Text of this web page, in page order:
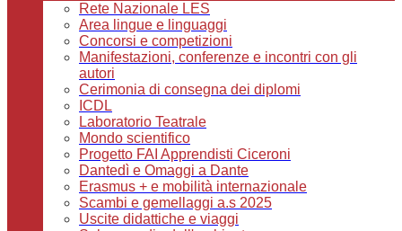
Rete Nazionale LES
Area lingue e linguaggi
Concorsi e competizioni
Manifestazioni, conferenze e incontri con gli
autori
Cerimonia di consegna dei diplomi
ICDL
Laboratorio Teatrale
Mondo scientifico
Progetto FAI Apprendisti Ciceroni
Dantedì e Omaggi a Dante
Erasmus + e mobilità internazionale
Scambi e gemellaggi a.s 2025
Uscite didattiche e viaggi